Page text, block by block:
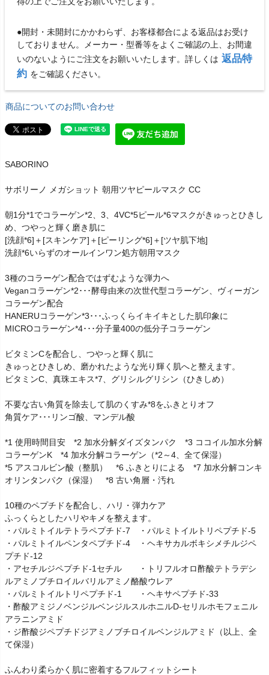
●開封・未開封にかかわらず、お客様都合による返品はお受け
しておりません。メーカー・型番等をよくご確認の上、お間違
いのないようにご注文をお願いいたします。詳しくは 返品特
約 をご確認ください。
商品についてのお問い合わせ
SABORINO
サボリーノ メガショット 朝用ツヤピールマスク CC
朝1分*1でコラーゲン*2、3、4VC*5ピール*6マスクがきゅっとひきし
め、つやっと輝く磨き肌に
[洗顔*6]＋[スキンケア]＋[ピーリング*6]＋[ツヤ肌下地]
洗顔*6いらずのオールインワン処方朝用マスク
3種のコラーゲン配合ではずむような弾力へ
Veganコラーゲン*2･･･酵母由来の次世代型コラーゲン、ヴィーガン
コラーゲン配合
HANERUコラーゲン*3･･･ふっくらイキイキとした肌印象に
MICROコラーゲン*4･･･分子量400の低分子コラーゲン
ビタミンCを配合し、つやっと輝く肌に
きゅっとひきしめ、磨かれたような光り輝く肌へと整えます。
ビタミンC、真珠エキス*7、グリシルグリシン（ひきしめ）
不要な古い角質を除去して肌のくすみ*8をふきとりオフ
角質ケア･･･リンゴ酸、マンデル酸
*1 使用時間目安 *2 加水分解ダイズタンパク *3 ココイル加水分解
コラーゲンK *4 加水分解コラーゲン（*2～4、全て保湿）
*5 アスコルビン酸（整肌） *6 ふきとりによる *7 加水分解コンキ
オリンタンパク（保湿） *8 古い角層・汚れ
10種のペプチドを配合し、ハリ・弾力ケア
ふっくらとしたハリやキメを整えます。
・パルミトイルテトラペプチド-7 ・パルミトイルトリペプチド-5
・パルミトイルペンタペプチド-4 ・ヘキサカルボキシメチルジペ
プチド-12
・アセチルジペプチド-1セチル ・トリフルオロ酢酸テトラデシ
ルアミノブチロイルバリルアミノ酪酸ウレア
・パルミトイルトリペプチド-1 ・ヘキサペプチド-33
・酢酸アミジノベンジルベンジルスルホニルD-セリルホモフェニル
アラニンアミド
・ジ酢酸ジペプチドジアミノブチロイルベンジルアミド（以上、全
て保湿）
ふんわり柔らかく肌に密着するフルフィットシート